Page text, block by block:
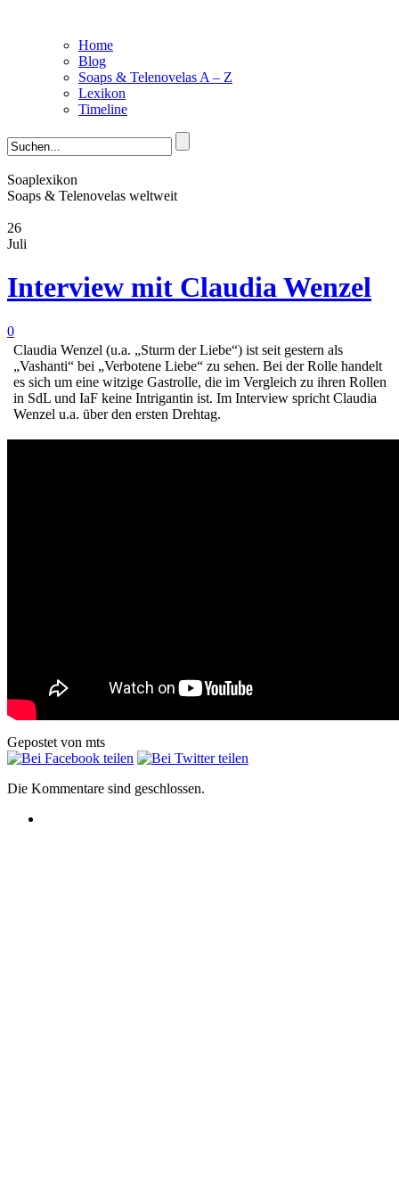
Home
Blog
Soaps & Telenovelas A – Z
Lexikon
Timeline
Soaplexikon
Soaps & Telenovelas weltweit
26
Juli
Interview mit Claudia Wenzel
0
Claudia Wenzel (u.a. „Sturm der Liebe“) ist seit gestern als
„Vashanti“ bei „Verbotene Liebe“ zu sehen. Bei der Rolle handelt
es sich um eine witzige Gastrolle, die im Vergleich zu ihren Rollen
in SdL und IaF keine Intrigantin ist. Im Interview spricht Claudia
Wenzel u.a. über den ersten Drehtag.
Gepostet von mts
Die Kommentare sind geschlossen.